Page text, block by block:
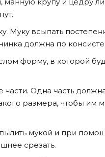
Муку всыпать
должна по
форму, в которой
части. Одна часть
размера, чтобы им
мукой и при
срезать.